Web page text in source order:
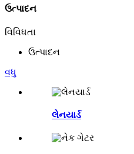
ઉત્પાદન
વિવિધતા
ઉત્પાદન
વધુ
લેનયાર્ડ